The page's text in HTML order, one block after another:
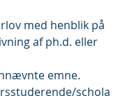
med henblik på
af ph.d. eller
emne.
schola